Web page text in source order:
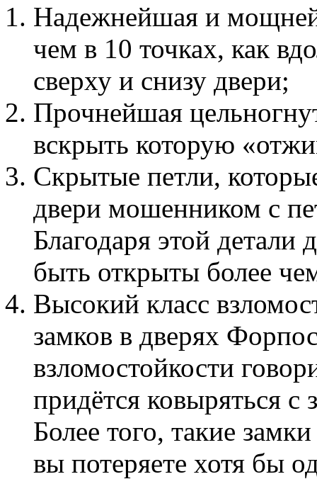
Надежнейшая и
чем в 10 точках, как
сверху и снизу двери;
Прочнейшая
вскрыть которую
Скрытые петли,
двери мошенником с
Благодаря этой
быть открыты более
Высокий класс
замков в дверях
взломостойкости
придётся ковыряться с
Более того, такие
вы потеряете хотя бы